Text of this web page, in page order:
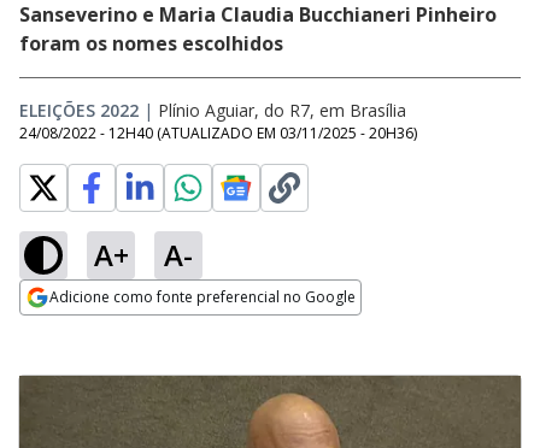
Sanseverino e Maria Claudia Bucchianeri Pinheiro
foram os nomes escolhidos
ELEIÇÕES 2022 | Plínio Aguiar, do R7, em Brasília
24/08/2022 - 12H40 (ATUALIZADO EM 03/11/2025 - 20H36)
A+ A-
Adicione como fonte preferencial no Google